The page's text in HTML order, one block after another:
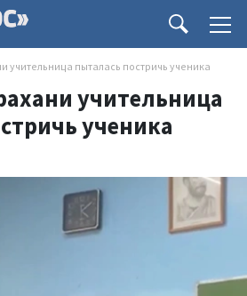
учительница пыталась постричь ученика
учительница
ученика